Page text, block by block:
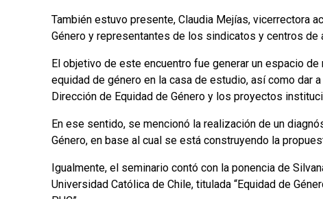
También estuvo presente, Claudia Mejías, vicerrectora
Género y representantes de los sindicatos y centros de
El objetivo de este encuentro fue generar un espacio
equidad de género en la casa de estudio, así como dar
Dirección de Equidad de Género y los proyectos
En ese sentido, se mencionó la realización de un
Género, en base al cual se está construyendo la
Igualmente, el seminario contó con la ponencia de
Universidad Católica de Chile, titulada “Equidad de